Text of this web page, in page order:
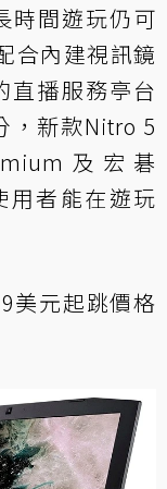
時間遊玩仍可
合內建視訊鏡
直播服務亭台
，新款Nitro 5
及宏碁
用者能在遊玩
美元起跳價格